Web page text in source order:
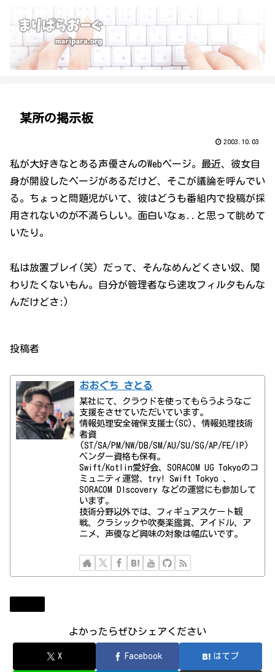
某所の掲示板
2003.10.03
私が大好きなとある声優さんのWebページ。最近、彼女自
身が開設したページがあるだけど、そこが議論を呼んでい
る。ちょっと問題児がいて、彼はどうも番組内で投稿が採
用されないのが不満らしい。面白いなぁ..と思って眺めて
いたり。
私は放置プレイ(笑) だって、そんなめんどくさい奴、関
わりたくないもん。自分が管理者なら速攻フィルタもんな
んだけどさ:)
投稿者
おおぐち さとる
某社にて、クラウドを使ってもらうようなご
支援をさせていただいています。
情報処理安全確保支援士(SC)、情報処理技術
者資
(ST/SA/PM/NW/DB/SM/AU/SU/SG/AP/FE/IP)
ベンダー資格も保有。
Swift/Kotlin愛好会、SORACOM UG Tokyoのコ
ミュニティ運営、try! Swift Tokyo 、
SORACOM DIscovery などの運営にも参加して
います。
技術分野以外では、フィギュアスケート観
戦、クラシックや吹奏楽鑑賞、アイドル、ア
ニメ、声優など興味の対象は幅広いです。
よかったらぜひシェアください
X Facebook はてブ